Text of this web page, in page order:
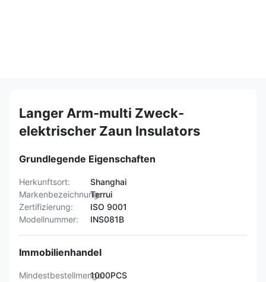
Langer Arm-multi Zweck-
elektrischer Zaun Insulators
Grundlegende Eigenschaften
Herkunftsort:
Shanghai
Markenbezeichnung:Terrui
Zertifizierung:
ISO 9001
Modellnummer:
INS081B
Immobilienhandel
Mindestbestellmenge:1000PCS